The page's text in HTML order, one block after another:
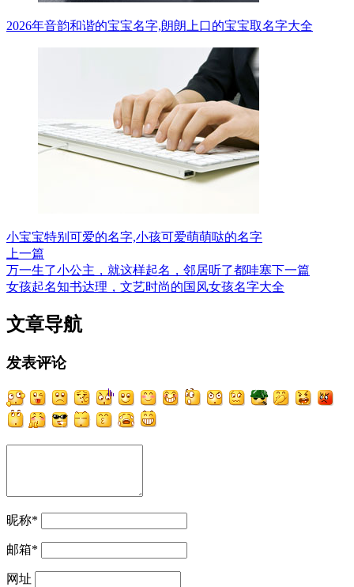
2026年音韵和谐的宝宝名字,朗朗上口的宝宝取名字大全
小宝宝特别可爱的名字,小孩可爱萌萌哒的名字
上一篇
万一生了小公主，就这样起名，邻居听了都哇塞下一篇
女孩起名知书达理，文艺时尚的国风女孩名字大全
文章导航
发表评论
昵称*
邮箱*
网址